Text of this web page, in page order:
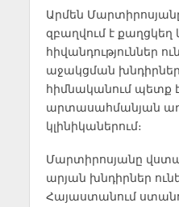
Արմեն
զբաղվում է
հիվանդություններ
աջակցման
հիմնականում պետք
արտասահմանյան
կլինիկաներում։
Մարտիրոսյանը
արյան խնդիրներ
Հայաստանում